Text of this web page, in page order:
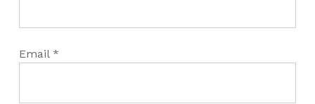
Email *